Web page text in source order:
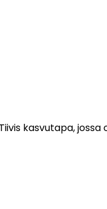
kasvutapa,